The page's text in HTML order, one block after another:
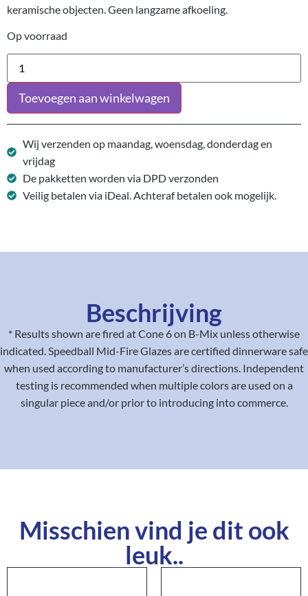
keramische objecten. Geen langzame afkoeling.
Op voorraad
Toevoegen aan winkelwagen
Wij verzenden op maandag, woensdag, donderdag en
vrijdag
De pakketten worden via DPD verzonden
Veilig betalen via iDeal. Achteraf betalen ook mogelijk.
Beschrijving
* Results shown are fired at Cone 6 on B-Mix unless otherwise
indicated. Speedball Mid-Fire Glazes are certified dinnerware safe
when used according to manufacturer’s directions. Independent
testing is recommended when multiple colors are used on a
singular piece and/or prior to introducing into commerce.
Misschien vind je dit ook
leuk..